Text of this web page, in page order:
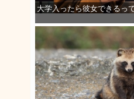
大学入ったら彼女できるっ